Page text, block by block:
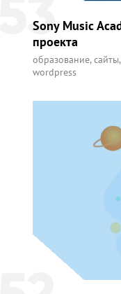
Sony Music
проекта
образование,сайты,
wordpress